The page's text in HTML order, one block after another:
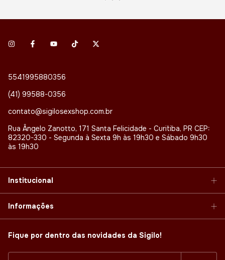
5541995880356
(41) 99588-0356
contato@sigilosexshop.com.br
Rua Ângelo Zanotto, 171 Santa Felicidade - Curitiba, PR CEP:
82320-330 - Segunda à Sexta 9h às 19h30 e Sábado 9h30
às 19h30
Institucional
Informações
Fique por dentro das novidades da Sigilo!